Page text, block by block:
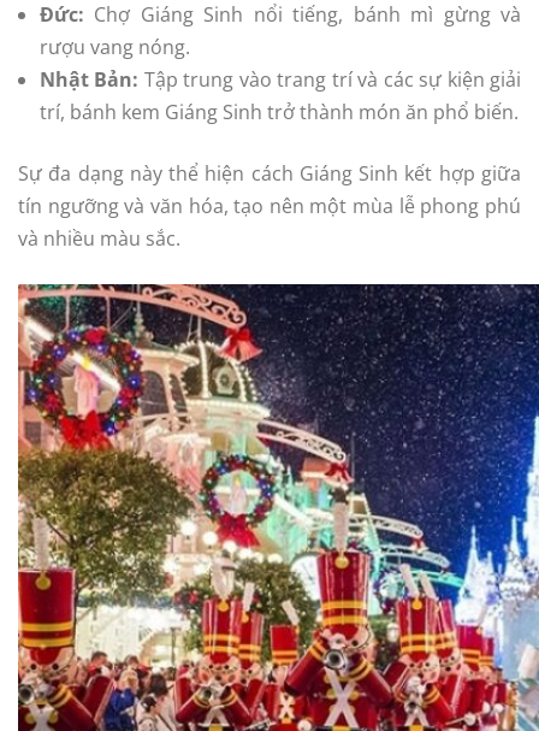
Đức: Chợ Giáng Sinh nổi tiếng, bánh mì gừng và
rượu vang nóng.
Nhật Bản: Tập trung vào trang trí và các sự kiện giải
trí, bánh kem Giáng Sinh trở thành món ăn phổ biến.
Sự đa dạng này thể hiện cách Giáng Sinh kết hợp giữa
tín ngưỡng và văn hóa, tạo nên một mùa lễ phong phú
và nhiều màu sắc.